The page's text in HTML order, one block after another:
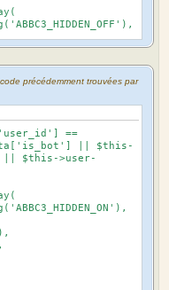
précédemment trouvées par
==
|| $this-
|| $this->user-